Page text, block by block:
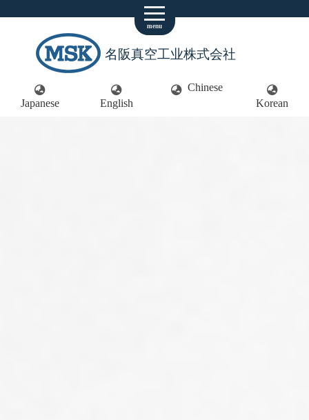
名阪真空工业株式会社
Japanese English
Chinese
Korean
menu